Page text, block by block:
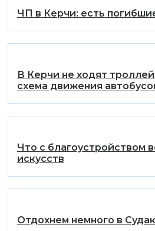
️ЧП в Керчи: есть
В Керчи не ходят
схема движения
Что с благоустройством
искусств
Отдохнем немного в